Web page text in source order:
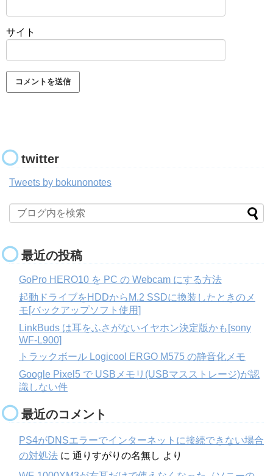
サイト
twitter
Tweets by bokunonotes
最近の投稿
GoPro HERO10 を PC の Webcam にする方法
起動ドライブをHDDからM.2 SSDに換装したときのメ
モ[バックアップソフト使用]
LinkBuds は耳をふさがないイヤホン決定版かも[sony
WF-L900]
トラックボール Logicool ERGO M575 の静音化メモ
Google Pixel5 で USBメモリ(USBマスストレージ)が認
識しない件
最近のコメント
PS4がDNSエラーでインターネットに接続できない場合
の対処法 に 通りすがりの名無し より